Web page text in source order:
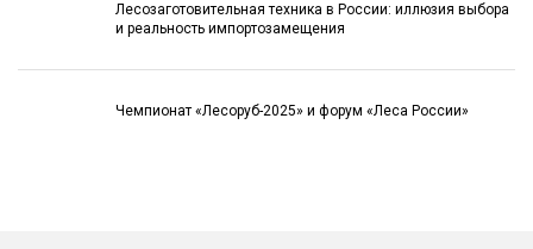
Лесозаготовительная техника в России: иллюзия выбора
и реальность импортозамещения
Чемпионат «Лесоруб-2025» и форум «Леса России»